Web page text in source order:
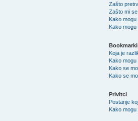
Zašto
Zašto mi
Kako
Kako
Koja je
Kako
Kako se
Kako se
Privitci
Postanje
Kako